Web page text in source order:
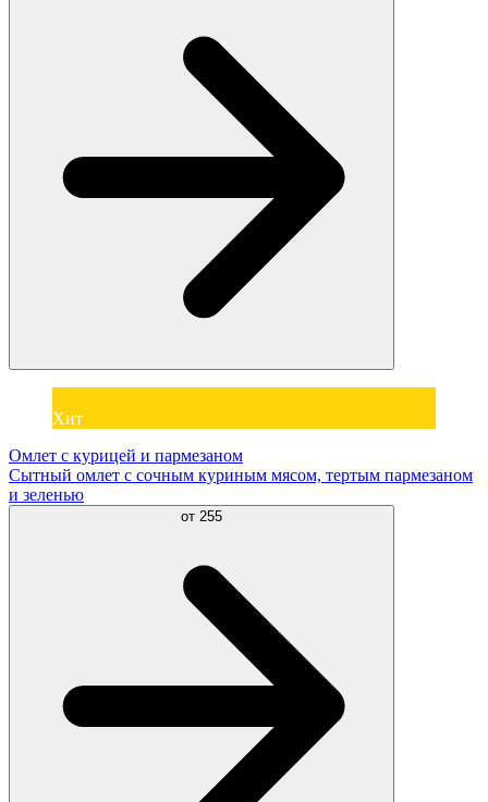
Хит
Омлет с курицей и пармезаном
Сытный омлет с сочным куриным мясом, тертым пармезаном
и зеленью
от 255